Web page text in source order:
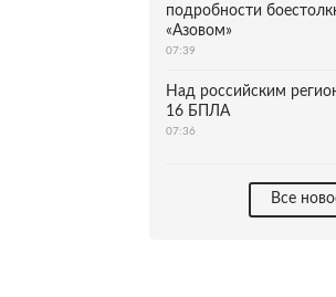
подробности
«Азовом»
07:39
Над российским
16 БПЛА
07:36
Все